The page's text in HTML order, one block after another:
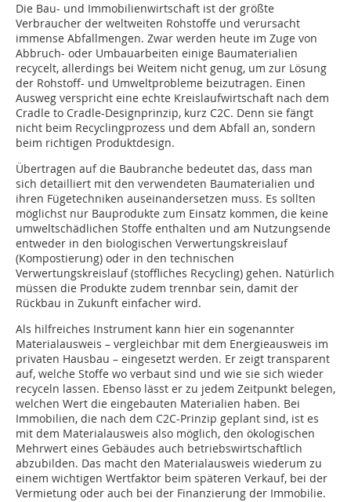
Die Bau- und Immobilienwirtschaft ist der größte
Verbraucher der weltweiten Rohstoffe und verursacht
immense Abfallmengen. Zwar werden heute im Zuge von
Abbruch- oder Umbauarbeiten einige Baumaterialien
recycelt, allerdings bei Weitem nicht genug, um zur Lösung
der Rohstoff- und Umweltprobleme beizutragen. Einen
Ausweg verspricht eine echte Kreislaufwirtschaft nach dem
Cradle to Cradle-Designprinzip, kurz C2C. Denn sie fängt
nicht beim Recyclingprozess und dem Abfall an, sondern
beim richtigen Produktdesign.
Übertragen auf die Baubranche bedeutet das, dass man
sich detailliert mit den verwendeten Baumaterialien und
ihren Fügetechniken auseinandersetzen muss. Es sollten
möglichst nur Bauprodukte zum Einsatz kommen, die keine
umweltschädlichen Stoffe enthalten und am Nutzungsende
entweder in den biologischen Verwertungskreislauf
(Kompostierung) oder in den technischen
Verwertungskreislauf (stoffliches Recycling) gehen. Natürlich
müssen die Produkte zudem trennbar sein, damit der
Rückbau in Zukunft einfacher wird.
Als hilfreiches Instrument kann hier ein sogenannter
Materialausweis – vergleichbar mit dem Energieausweis im
privaten Hausbau – eingesetzt werden. Er zeigt transparent
auf, welche Stoffe wo verbaut sind und wie sie sich wieder
recyceln lassen. Ebenso lässt er zu jedem Zeitpunkt belegen,
welchen Wert die eingebauten Materialien haben. Bei
Immobilien, die nach dem C2C-Prinzip geplant sind, ist es
mit dem Materialausweis also möglich, den ökologischen
Mehrwert eines Gebäudes auch betriebswirtschaftlich
abzubilden. Das macht den Materialausweis wiederum zu
einem wichtigen Wertfaktor beim späteren Verkauf, bei der
Vermietung oder auch bei der Finanzierung der Immobilie.